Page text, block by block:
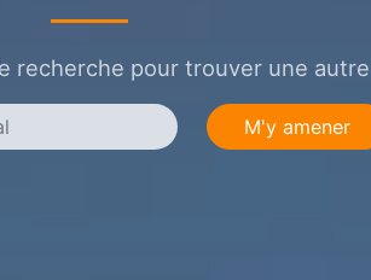
recherche pour trouver une
M'y amener